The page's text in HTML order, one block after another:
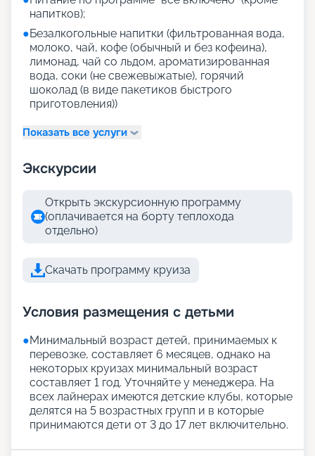
напитков);
●Безалкогольные напитки (фильтрованная вода,
молоко, чай, кофе (обычный и без кофеина),
лимонад, чай со льдом, ароматизированная
вода, соки (не свежевыжатые), горячий
шоколад (в виде пакетиков быстрого
приготовления))
Показать все услуги
Экскурсии
Открыть экскурсионную программу
(оплачивается на борту теплохода
отдельно)
Скачать программу круиза
Условия размещения с детьми
●Минимальный возраст детей, принимаемых к
перевозке, составляет 6 месяцев, однако на
некоторых круизах минимальный возраст
составляет 1 год. Уточняйте у менеджера. На
всех лайнерах имеются детские клубы, которые
делятся на 5 возрастных групп и в которые
принимаются дети от 3 до 17 лет включительно.